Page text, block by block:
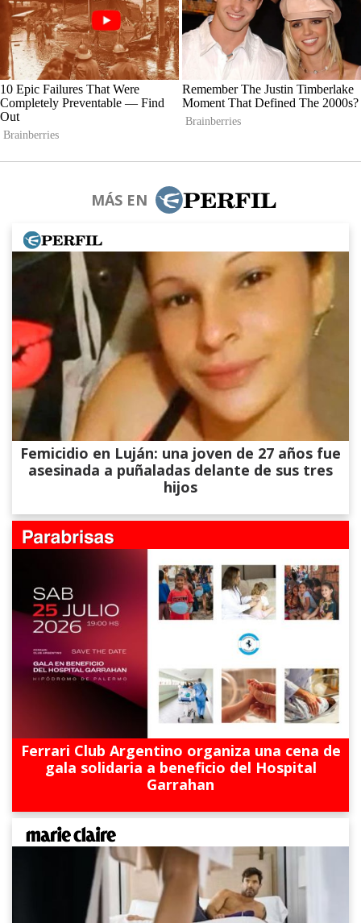
MÁS EN
Femicidio en Luján: una joven de 27 años fue
asesinada a puñaladas delante de sus tres
hijos
Ferrari Club Argentino organiza una cena de
gala solidaria a beneficio del Hospital
Garrahan